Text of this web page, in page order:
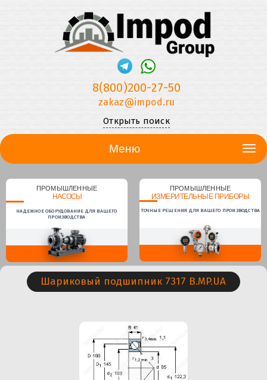
8(800)200-27-50
zakaz@impod.ru
Открыть поиск
Меню
ПРОМЫШЛЕННЫЕ
НАСОСЫ
НАДЕЖНОЕ ОБОРУДОВАНИЕ ДЛЯ ВАШЕГО
ПРОИЗВОДСТВА
ПРОМЫШЛЕННЫЕ
ИЗМЕРИТЕЛЬНЫЕ ПРИБОРЫ
ТОЧНЫЕ РЕШЕНИЯ ДЛЯ ВАШЕГО ПРОИЗВОДСТВА
Шариковый подшипник 7317 B.MP.UA